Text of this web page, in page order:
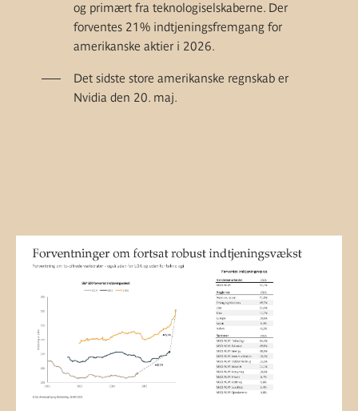
og primært fra teknologiselskaberne. Der
forventes 21% indtjeningsfremgang for
amerikanske aktier i 2026.
Det sidste store amerikanske regnskab er
Nvidia den 20. maj.